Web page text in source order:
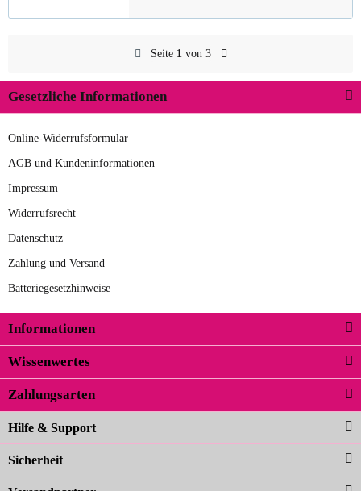
Seite 1von 3
Gesetzliche Informationen
Online-Widerrufsformular
AGB und Kundeninformationen
Impressum
Widerrufsrecht
Datenschutz
Zahlung und Versand
Batteriegesetzhinweise
Informationen
Wissenwertes
Zahlungsarten
Hilfe & Support
Sicherheit